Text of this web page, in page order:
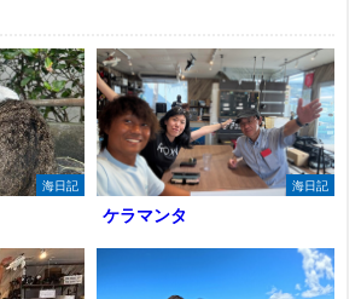
海日記 海日記
ケラマンタ